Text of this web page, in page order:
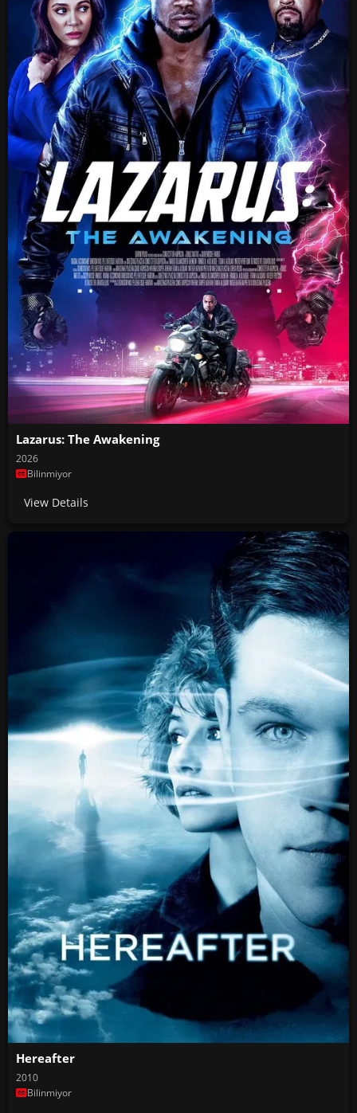
Lazarus: The Awakening
2026
Bilinmiyor
View Details
Hereafter
2010
Bilinmiyor